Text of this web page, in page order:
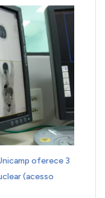
oferece 3
(acesso